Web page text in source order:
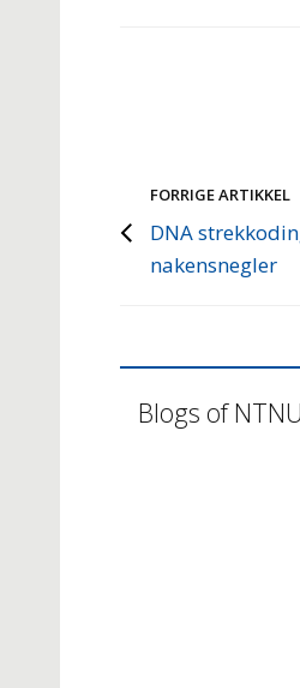
FORRIGE ARTIKKEL
DNA
nakensnegler
Blogs of